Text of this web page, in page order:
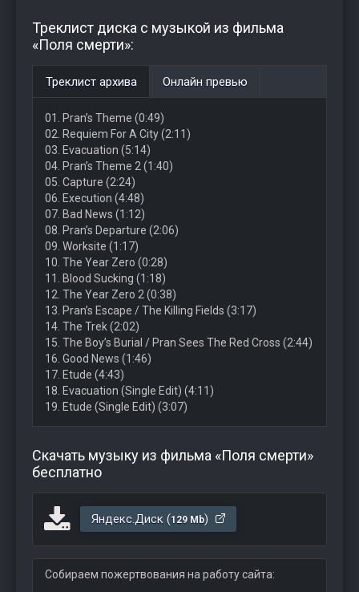
Треклист диска с музыкой из фильма
«Поля смерти»:
Треклист архива Онлайн превью
01. Pran’s Theme (0:49)
02. Requiem For A City (2:11)
03. Evacuation (5:14)
04. Pran’s Theme 2 (1:40)
05. Capture (2:24)
06. Execution (4:48)
07. Bad News (1:12)
08. Pran’s Departure (2:06)
09. Worksite (1:17)
10. The Year Zero (0:28)
11. Blood Sucking (1:18)
12. The Year Zero 2 (0:38)
13. Pran’s Escape / The Killing Fields (3:17)
14. The Trek (2:02)
15. The Boy’s Burial / Pran Sees The Red Cross (2:44)
16. Good News (1:46)
17. Etude (4:43)
18. Evacuation (Single Edit) (4:11)
19. Etude (Single Edit) (3:07)
Скачать музыку из фильма «Поля смерти»
бесплатно
Яндекс.Диск (129 Mb)
Собираем пожертвования на работу сайта: